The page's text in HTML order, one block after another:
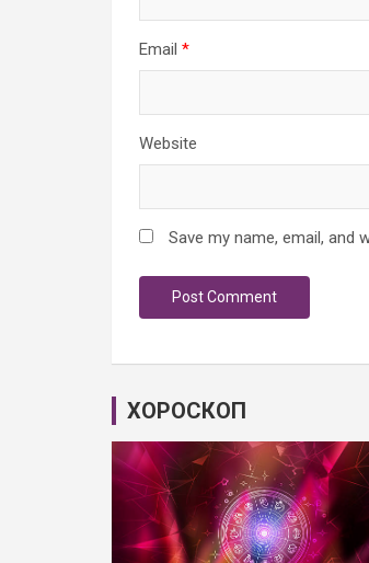
Email *
Website
Save my name, email, and
ХОРОСКОП